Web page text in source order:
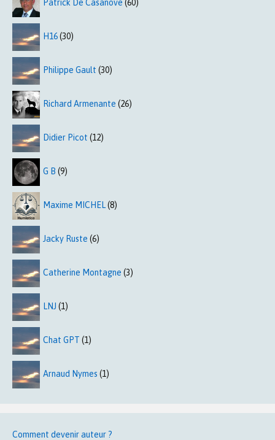
Patrick De Casanove (60)
H16(30)
Philippe Gault (30)
Richard Armenante (26)
Didier Picot (12)
G B (9)
Maxime MICHEL(8)
Jacky Ruste (6)
Catherine Montagne (3)
LNJ (1)
Chat GPT (1)
Arnaud Nymes (1)
Comment devenir auteur ?